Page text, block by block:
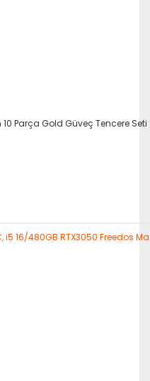
10 Parça Gold Güveç Tencere Seti